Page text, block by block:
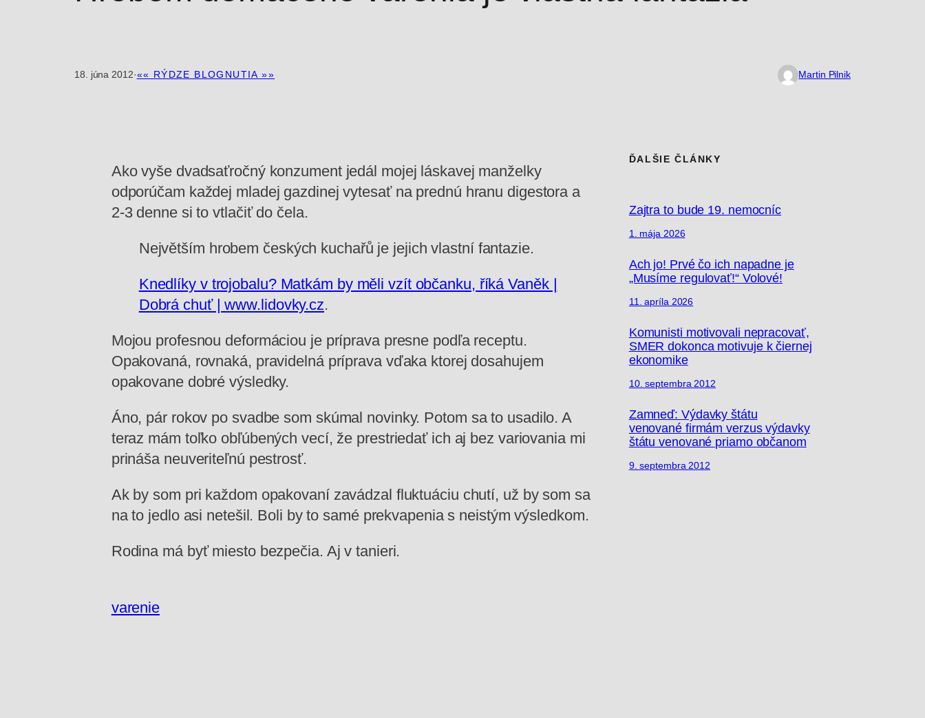
18. júna 2012·«« RÝDZE BLOGNUTIA »» Martin Pilnik
Ako vyše dvadsaťročný konzument jedál mojej láskavej manželky
odporúčam každej mladej gazdinej vytesať na prednú hranu digestora a
2-3 denne si to vtlačiť do čela.
Největším hrobem českých kuchařů je jejich vlastní fantazie.
Knedlíky v trojobalu? Matkám by měli vzít občanku, říká Vaněk |
Dobrá chuť | www.lidovky.cz.
Mojou profesnou deformáciou je príprava presne podľa receptu.
Opakovaná, rovnaká, pravidelná príprava vďaka ktorej dosahujem
opakovane dobré výsledky.
Áno, pár rokov po svadbe som skúmal novinky. Potom sa to usadilo. A
teraz mám toľko obľúbených vecí, že prestriedať ich aj bez variovania mi
prináša neuveriteľnú pestrosť.
Ak by som pri každom opakovaní zavádzal fluktuáciu chutí, už by som sa
na to jedlo asi netešil. Boli by to samé prekvapenia s neistým výsledkom.
Rodina má byť miesto bezpečia. Aj v tanieri.
varenie
ĎALŠIE ČLÁNKY
Zajtra to bude 19. nemocníc
1. mája 2026
Ach jo! Prvé čo ich napadne je
„Musíme regulovať!“ Volové!
11. apríla 2026
Komunisti motivovali nepracovať,
SMER dokonca motivuje k čiernej
ekonomike
10. septembra 2012
Zamneď: Výdavky štátu
venované firmám verzus výdavky
štátu venované priamo občanom
9. septembra 2012